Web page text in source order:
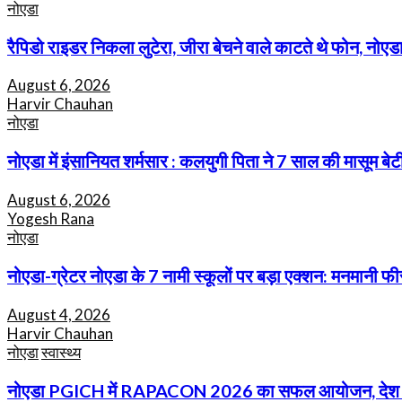
Share
नोएडा
रैपिडो राइडर निकला लुटेरा, जीरा बेचने वाले काटते थे फोन,
August 6, 2026
Harvir Chauhan
नोएडा
नोएडा में इंसानियत शर्मसार : कलयुगी पिता ने 7 साल की
August 6, 2026
Yogesh Rana
नोएडा
नोएडा-ग्रेटर नोएडा के 7 नामी स्कूलों पर बड़ा एक्शन:
August 4, 2026
Harvir Chauhan
नोएडास्वास्थ्य
नोएडा PGICH में RAPACON 2026 का सफल आयोजन, देश